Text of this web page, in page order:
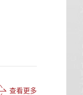
查看更多